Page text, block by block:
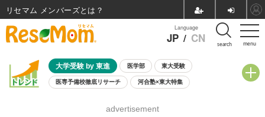
menu
Language
JP / CN search
大学受験 by 東進 医学部 東大受験
医専予備校徹底リサーチ 河合塾×東大特集
8月開催学校説明会・相談会
advertisement
リセマム メンバーズ